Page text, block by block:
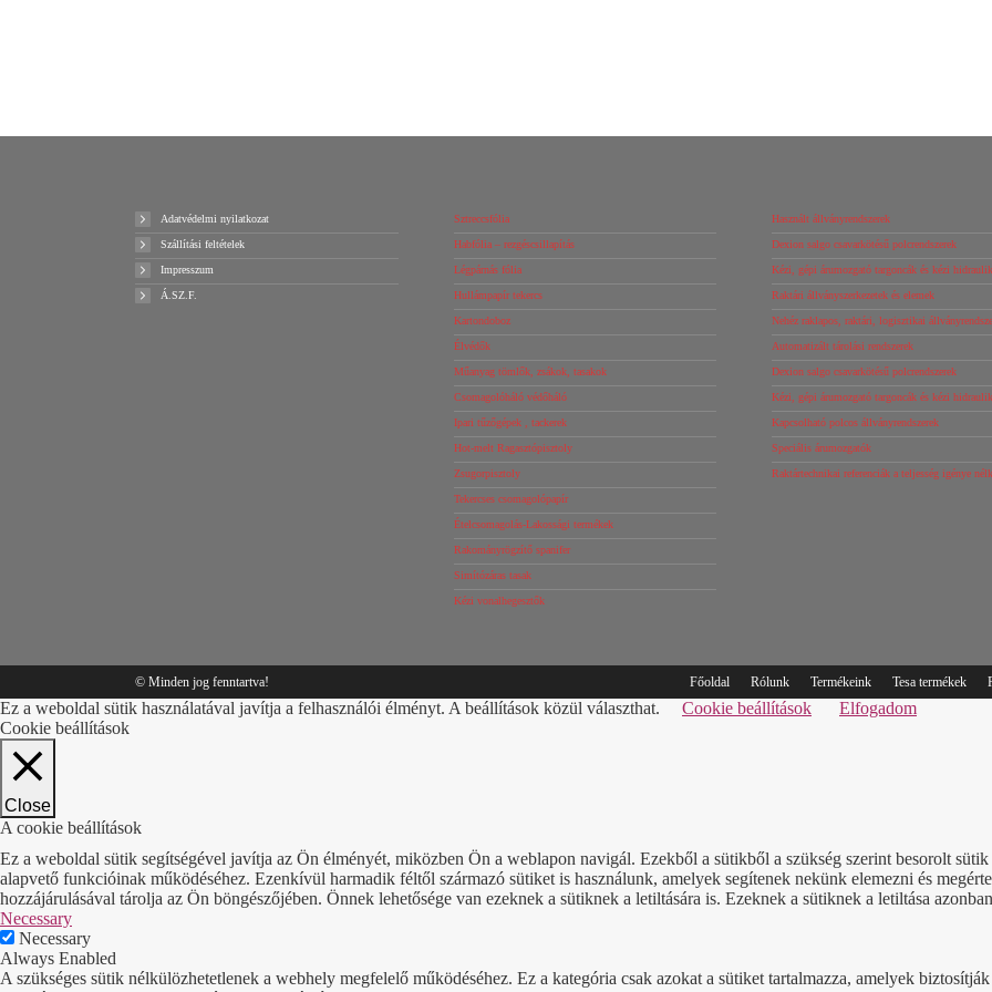
Adatvédelmi nyilatkozat
Szállítási feltételek
Impresszum
Á.SZ.F.
Sztreccsfólia
Habfólia – rezgéscsillapítás
Légpárnás fólia
Hullámpapír tekercs
Kartondoboz
Élvédők
Műanyag tömlők, zsákok, tasakok
Csomagolóháló védőháló
Ipari tűzőgépek , tackerek
Hot-melt Ragasztópisztoly
Zsugorpisztoly
Tekercses csomagolópapír
Ételcsomagolás-Lakossági termékek
Rakományrögzítő spanifer
Simítózáras tasak
Kézi vonalhegesztők
Használt állványrendszerek
Dexion salgo csavarkötésű polcrendszerek
Kézi, gépi árumozgató targoncák és kézi
Raktári állványszerkezetek és elemek
Nehéz raklapos, raktári, logisztikai
Automatizált tárolási rendszerek
Dexion salgo csavarkötésű polcrendszerek
Kézi, gépi árumozgató targoncák és kézi
Kapcsolható polcos állványrendszerek
Speciális árumozgatók
Raktártechnikai referenciák a teljesség igénye
© Minden jog fenntartva! Főoldal Rólunk Termékeink Tesa termékek
Ez a weboldal sütik használatával javítja a felhasználói élményt. A beállítások közül választhat. Cookie beállítások
Elfogadom
Cookie beállítások
Close
A cookie beállítások
Ez a weboldal sütik segítségével javítja az Ön élményét, miközben Ön a weblapon navigál. Ezekből a sütikből a szükség szerint besorolt
alapvető funkcióinak működéséhez. Ezenkívül harmadik féltől származó sütiket is használunk, amelyek segítenek nekünk elemezni és
hozzájárulásával tárolja az Ön böngészőjében. Önnek lehetősége van ezeknek a sütiknek a letiltására is. Ezeknek a sütiknek a letiltása
Necessary
Necessary
Always Enabled
A szükséges sütik nélkülözhetetlenek a webhely megfelelő működéséhez. Ez a kategória csak azokat a sütiket tartalmazza, amelyek